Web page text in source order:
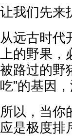
让我们先来
从远古时代
上的野果，
被路过的野
吃”的基因
所以，当你
应是极度排